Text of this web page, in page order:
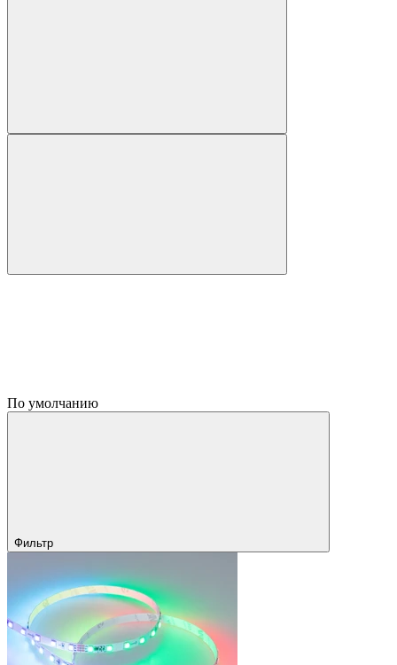
По умолчанию
Фильтр